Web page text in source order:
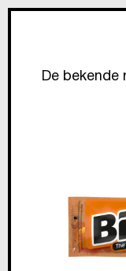
De bekende